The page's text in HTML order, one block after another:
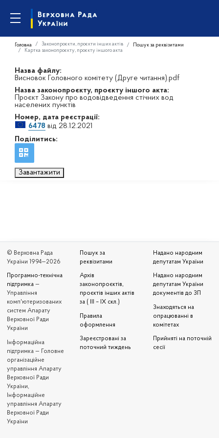
Головна Законопроєкти, проєкти інших актів
Пошук за реквізитами
Картка законопроєкту, проєкту іншого акта
Назва файлу:
Висновок Головного комітету (Друге читання).pdf
Назва законопроєкту, проєкту іншого акта:
Проєкт Закону про водовідведення стічних вод
населених пунктів
Номер, дата реєстрації:
6478 від 28.12.2021
Поділитись:
Завантажити
© Верховна Рада
України 1994—2026
Програмно-технічна
підтримка —
Управління
комп'ютеризованих
систем Апарату
Верховної Ради
України
Iнформаційна
підтримка — Головне
організаційне
управління Апарату
Верховної Ради
України,
Інформаційне
управління Апарату
Верховної Ради
України
Пошук за
реквізитами
Архів
законопроєктів,
проєктів інших актів
за ( III – IX скл.)
Правила
оформлення
Зареєстровані за
поточний тиждень
Надано народним
депутатам України
Надано народним
депутатам України
документів до ЗП
Знаходяться на
опрацюванні в
комітетах
Прийняті на поточній
сесії